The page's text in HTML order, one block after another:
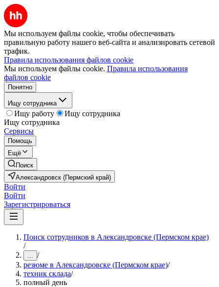
Мы используем файлы cookie, чтобы обеспечивать
правильную работу нашего веб-сайта и анализировать сетевой
трафик.
Правила использования файлов cookie
Мы используем файлы cookie. Правила использования
файлов cookie
Понятно
Ищу сотрудника
Ищу работу
Ищу сотрудника
Ищу сотрудника
Сервисы
Помощь
Ещё
Поиск
Александровск (Пермский край)
Войти
Войти
Зарегистрироваться
Поиск сотрудников в Александровске (Пермском крае)
/
... /
резюме в Александровске (Пермском крае)/
техник склада/
полный день